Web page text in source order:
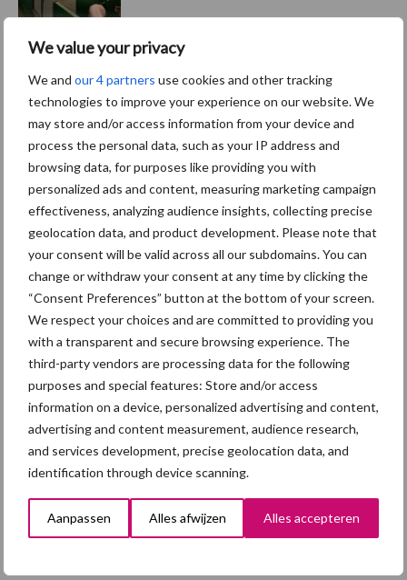
We value your privacy
We and our 4 partners use cookies and other tracking
technologies to improve your experience on our website. We
may store and/or access information from your device and
process the personal data, such as your IP address and
browsing data, for purposes like providing you with
personalized ads and content, measuring marketing campaign
effectiveness, analyzing audience insights, collecting precise
geolocation data, and product development. Please note that
your consent will be valid across all our subdomains. You can
change or withdraw your consent at any time by clicking the
“Consent Preferences” button at the bottom of your screen.
We respect your choices and are committed to providing you
with a transparent and secure browsing experience. The
third-party vendors are processing data for the following
purposes and special features: Store and/or access
information on a device, personalized advertising and content,
advertising and content measurement, audience research,
and services development, precise geolocation data, and
identification through device scanning.
Aanpassen Alles afwijzen Alles accepteren
5 aug
“Vraag naar praktische
hygieneoplossingen is in Polen
groter dan ooit”
5 aug
Eliminatieprotocol voor
Mycoplasma hyopneumoniae
4 aug
AVP in Finland onderstreept dat
alertheid belangrijk is, zeker nu
3 aug
Vlaamse mestbalans in evenwicht
dankzij groei van
verwerkingscapaciteit
Toon meer